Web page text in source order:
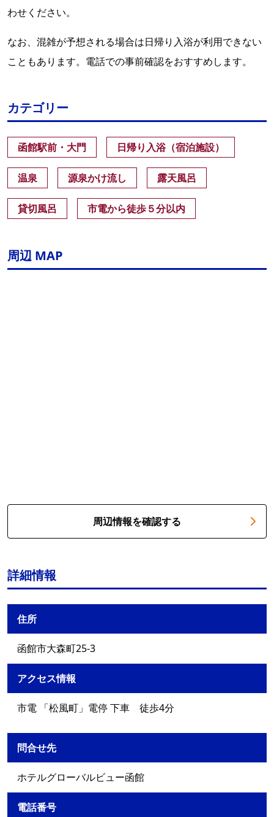
わせください。
なお、混雑が予想される場合は日帰り入浴が利用できない
こともあります。電話での事前確認をおすすめします。
カテゴリー
函館駅前・大門 日帰り入浴（宿泊施設）
温泉 源泉かけ流し 露天風呂
貸切風呂 市電から徒歩５分以内
周辺 MAP
周辺情報を確認する
詳細情報
住所
函館市大森町25-3
アクセス情報
市電 「松風町」電停 下車 徒歩4分
問合せ先
ホテルグローバルビュー函館
電話番号